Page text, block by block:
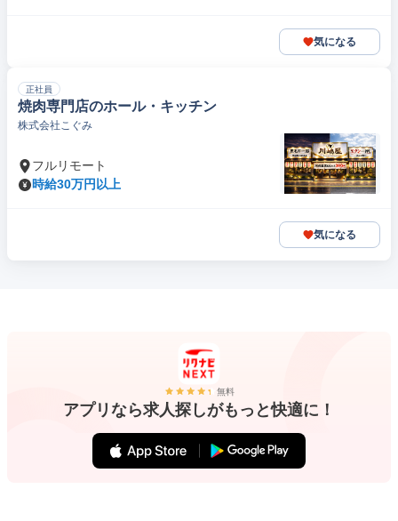
気になる
正社員
焼肉専門店のホール・キッチン
株式会社こぐみ
フルリモート
時給30万円以上
気になる
無料
アプリなら求人探しがもっと快適に！